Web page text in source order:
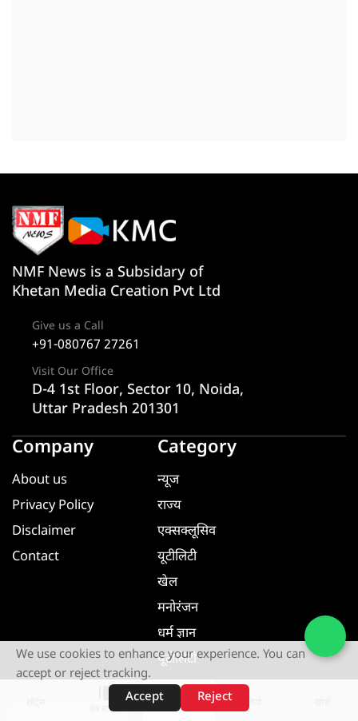
वेब स्टोरीज़
NMF News is a Subsidary of
Khetan Media Creation Pvt Ltd
Give us a Call
+91-080767 27261
Visit Our Office
D-4 1st Floor, Sector 10, Noida,
Uttar Pradesh 201301
Company
About us
Privacy Policy
Disclaimer
Contact
Category
न्यूज
राज्य
एक्सक्लूसिव
यूटीलिटी
खेल
मनोरंजन
धर्म ज्ञान
यूटीलिटी
Download App
We use cookies to enhance your experience. You can
accept or reject tracking.
Accept
Reject